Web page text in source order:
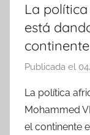
La
está
Publicada el
La política
Mohammed
el continente